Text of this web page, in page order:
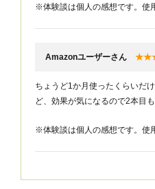
※体験談は個人の感想です。使
Amazonユーザーさん
ちょうど1か月使ったくらいだ
ど、効果が気になるので2本目
※体験談は個人の感想です。使